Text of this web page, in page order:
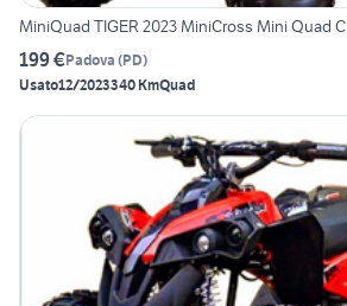
MiniQuad TIGER 2023 MiniCross Mini Quad
199 €Padova (PD)
Usato12/2023340 KmQuad